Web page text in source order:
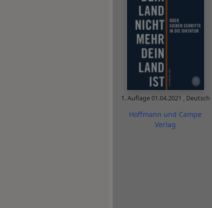
1. Auflage01.04.2021 , Deutsch
Hoffmann und Campe
Verlag